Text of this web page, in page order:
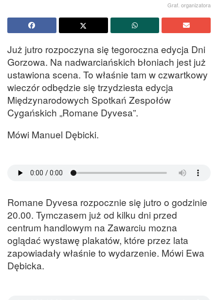
Graf. organizatora
Już jutro rozpoczyna się tegoroczna edycja Dni
Gorzowa. Na nadwarciańskich błoniach jest już
ustawiona scena. To właśnie tam w czwartkowy
wieczór odbędzie się trzydziesta edycja
Międzynarodowych Spotkań Zespołów
Cygańskich „Romane Dyvesa”.
Mówi Manuel Dębicki.
Romane Dyvesa rozpocznie się jutro o godzinie
20.00. Tymczasem już od kilku dni przed
centrum handlowym na Zawarciu mozna
oglądać wystawę plakatów, które przez lata
zapowiadały właśnie to wydarzenie. Mówi Ewa
Dębicka.